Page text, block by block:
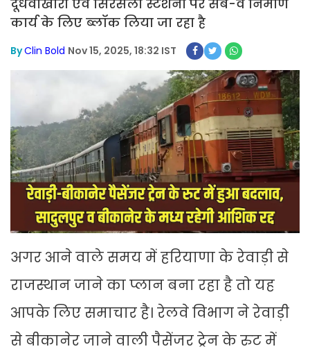
दूधवाखारा एवं सिरसला स्टेशनों पर सब-वे निर्माण
कार्य के लिए ब्लॉक लिया जा रहा है
ByClin Bold Nov 15, 2025, 18:32 IST
अगर आने वाले समय में हरियाणा के रेवाड़ी से
राजस्थान जाने का प्लान बना रहा है तो यह
आपके लिए समाचार है। रेलवे विभाग ने रेवाड़ी
से बीकानेर जाने वाली पैसेंजर ट्रेन के रुट में